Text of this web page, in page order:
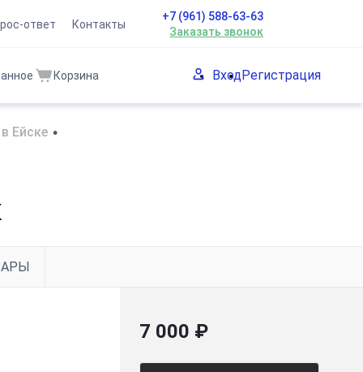
ответ Контакты
+7 (961) 588-63-63
Заказать звонок
Корзина ВходРегистрация
Ейске •
7 000 ₽